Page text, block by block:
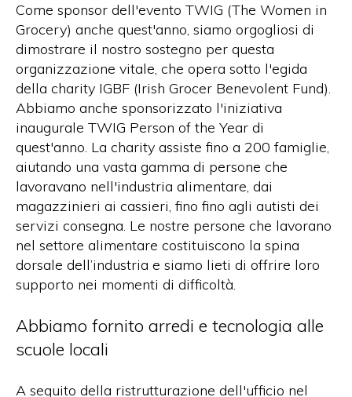
Come sponsor dell'evento TWIG (The Women in
Grocery) anche quest'anno, siamo orgogliosi di
dimostrare il nostro sostegno per questa
organizzazione vitale, che opera sotto l'egida
della charity IGBF (Irish Grocer Benevolent Fund).
Abbiamo anche sponsorizzato l'iniziativa
inaugurale TWIG Person of the Year di
quest'anno. La charity assiste fino a 200 famiglie,
aiutando una vasta gamma di persone che
lavoravano nell'industria alimentare, dai
magazzinieri ai cassieri, fino fino agli autisti dei
servizi consegna. Le nostre persone che lavorano
nel settore alimentare costituiscono la spina
dorsale dell’industria e siamo lieti di offrire loro
supporto nei momenti di difficoltà.
Abbiamo fornito arredi e tecnologia alle
scuole locali
A seguito della ristrutturazione dell'ufficio nel